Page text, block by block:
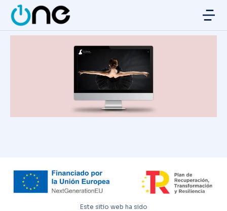
Este sitio web ha sido